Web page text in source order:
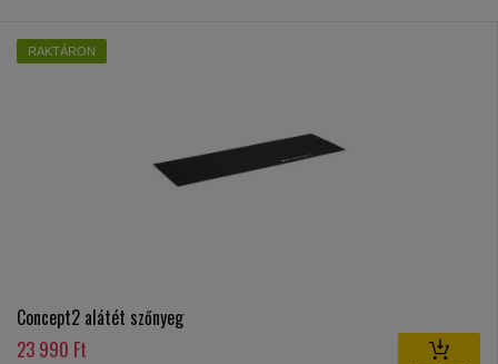
RAKTÁRON
Concept2 alátét szőnyeg
23 990 Ft